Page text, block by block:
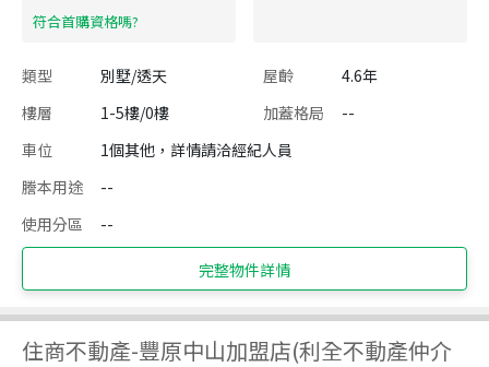
​符合首購資格嗎?
類型 別墅/透天 屋齡
4.6年
樓層
1-5樓/0樓 加蓋格局
--
車位
1個其他，詳情請洽經紀人員
謄本用途
--
使用分區
--
完整物件詳情
住商不動產-豐原中山加盟店(利全不動產仲介